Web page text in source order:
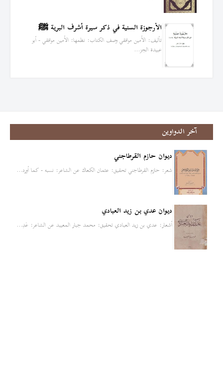
الأرجوزة السنية في ذكر سيرة أشرف البرية ﷺ
تأليف: الأمين موافقي وصف الكتاب: نظمها: الأمين موافقي - أبو
عبيدة الجز…
آخر الدواوين
ديوان حازم القرطاجني
شعر: حازم القرطاجني تحقيق: عثمان الكعاك عن الشاعر: نسبه - كما أورد…
ديوان عدي بن زيد العبادي
أشعار: عدي بن زيد العبادي تحقيق: محمد جبار المعيبد عن الشاعر: عَدِ…